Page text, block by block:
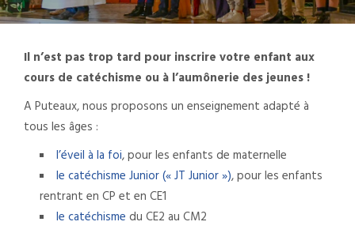
Il n’est pas trop tard pour inscrire votre enfant aux
cours de catéchisme ou à l’aumônerie des jeunes !
A Puteaux, nous proposons un enseignement adapté à
tous les âges :
l’éveil à la foi, pour les enfants de maternelle
le catéchisme Junior (« JT Junior »), pour les enfants
rentrant en CP et en CE1
le catéchisme du CE2 au CM2